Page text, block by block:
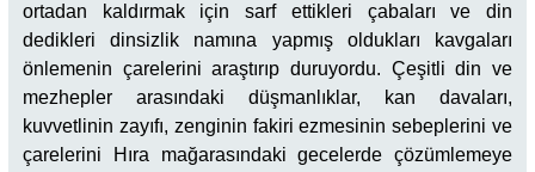
ortadan kaldırmak için sarf ettikleri çabaları ve din
dedikleri dinsizlik namına yapmış oldukları kavgaları
önlemenin çarelerini araştırıp duruyordu. Çeşitli din ve
mezhepler arasındaki düşmanlıklar, kan davaları,
kuvvetlinin zayıfı, zenginin fakiri ezmesinin sebeplerini ve
çarelerini Hıra mağarasındaki gecelerde çözümlemeye